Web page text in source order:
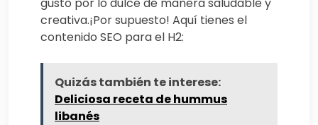
creativa.¡Por supuesto! Aquí tienes el
contenido SEO para el H2:
Quizás también te interese:
Deliciosa receta de hummus
libanés